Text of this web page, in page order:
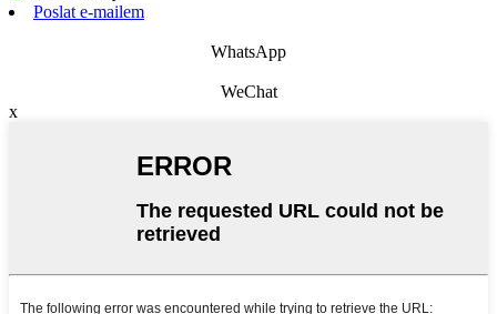
Poslat e-mailem
WhatsApp
WeChat
x